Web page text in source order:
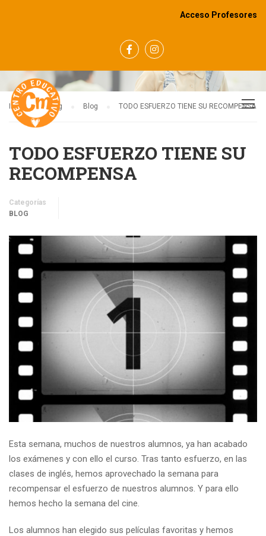
Acceso Profesores
Inicio Blog Blog TODO ESFUERZO TIENE SU RECOMPENSA
TODO ESFUERZO TIENE SU
RECOMPENSA
Categorías
BLOG
Esta semana, muchos de nuestros alumnos, ya han acabado
los exámenes y con ello el curso. Tras tanto esfuerzo, en las
clases de inglés, hemos aprovechado la semana para
recompensar el esfuerzo de nuestros alumnos. Y para ello
hemos hecho la semana del cine.
Los alumnos han elegido sus películas favoritas y hemos